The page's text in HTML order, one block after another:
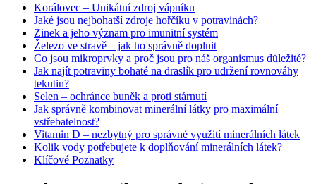
Korálovec – Unikátní zdroj vápníku
Jaké jsou nejbohatší zdroje hořčíku v potravinách?
Zinek a jeho význam pro imunitní systém
Železo ve stravě – jak ho správně doplnit
Co jsou mikroprvky a proč jsou pro náš organismus důležité?
Jak najít potraviny bohaté na draslík pro udržení rovnováhy
tekutin?
Selen – ochránce buněk a proti stárnutí
Jak správně kombinovat minerální látky pro maximální
vstřebatelnost?
Vitamin D – nezbytný pro správné využití minerálních látek
Kolik vody potřebujete k doplňování minerálních látek?
Klíčové Poznatky